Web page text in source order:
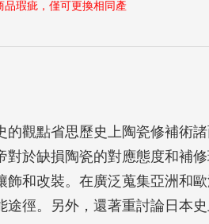
品瑕疵，僅可更換相同產
的觀點省思歷史上陶瓷修補術
對於缺損陶瓷的對應態度和補
飾和改裝。在廣泛蒐集亞洲和
途徑。另外，還著重討論日本